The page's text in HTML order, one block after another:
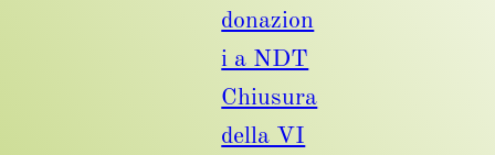
donazion
i a NDT
Chiusura
della VI